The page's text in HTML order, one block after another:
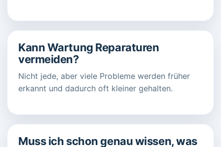
Kann Wartung Reparaturen
vermeiden?
Nicht jede, aber viele Probleme werden früher
erkannt und dadurch oft kleiner gehalten.
Muss ich schon genau wissen, was